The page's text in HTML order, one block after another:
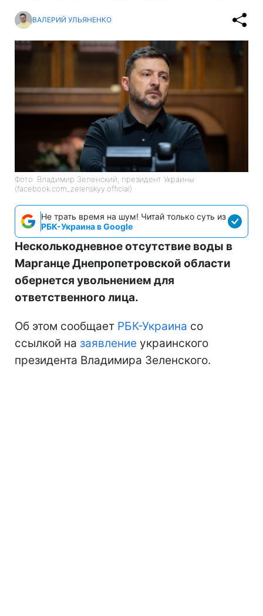
ВАЛЕРИЙ УЛЬЯНЕНКО
Фото: Владимир Зеленский, президент Украины
(facebook.com_zelenskyy.official)
Не трать время на шум! Читай только суть из
РБК-Украина в Google
Несколькодневное отсутствие воды в
Марганце Днепропетровской области
обернется увольнением для
ответственного лица.
Об этом сообщает РБК-Украина со
ссылкой на заявление украинского
президента Владимира Зеленского.